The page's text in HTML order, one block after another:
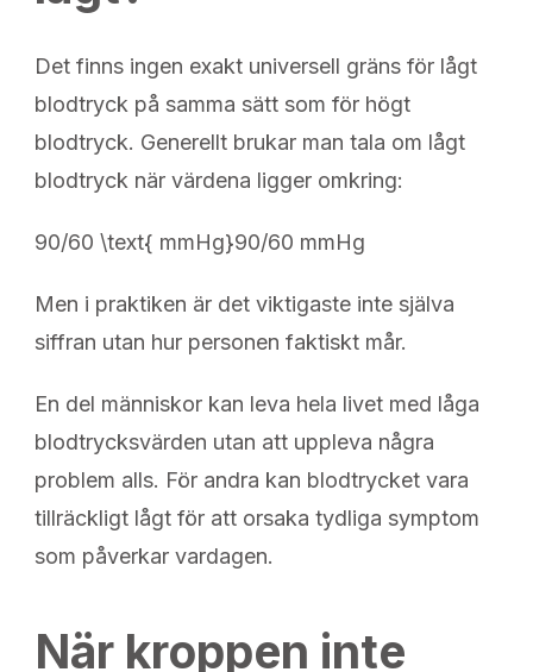
Det finns ingen exakt universell gräns för lågt
blodtryck på samma sätt som för högt
blodtryck. Generellt brukar man tala om lågt
blodtryck när värdena ligger omkring:
90/60 \text{ mmHg}90/60 mmHg
Men i praktiken är det viktigaste inte själva
siffran utan hur personen faktiskt mår.
En del människor kan leva hela livet med låga
blodtrycksvärden utan att uppleva några
problem alls. För andra kan blodtrycket vara
tillräckligt lågt för att orsaka tydliga symptom
som påverkar vardagen.
När kroppen inte